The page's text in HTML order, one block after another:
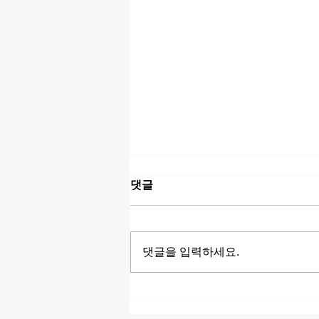
댓글
댓글을 입력하세요.